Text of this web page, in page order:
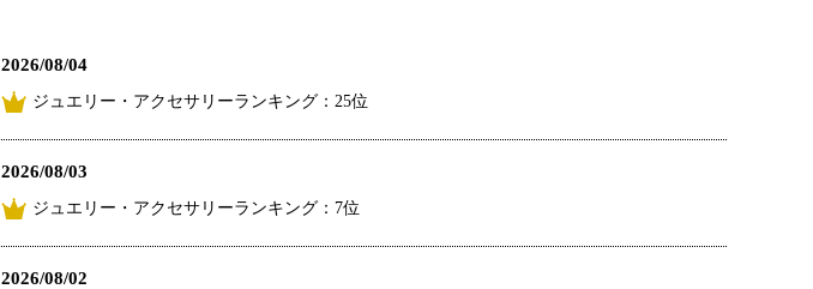
2026/08/04
ジュエリー・アクセサリーランキング：25位
2026/08/03
ジュエリー・アクセサリーランキング：7位
2026/08/02